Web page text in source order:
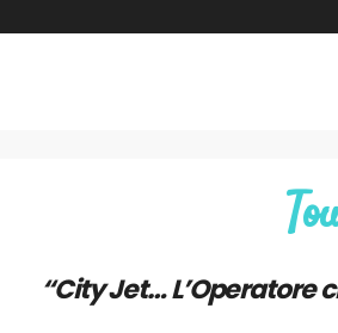
“City Jet… L’Operatore